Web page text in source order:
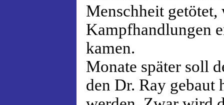
Menschheit
Kampfhandlungen
kamen.
Monate später soll
den Dr. Ray gebaut